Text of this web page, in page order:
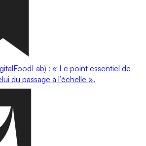
: « Le point essentiel de
du passage à l’échelle ».